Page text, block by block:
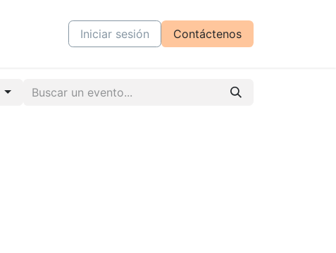
CursosIniciar sesión Contáctenos